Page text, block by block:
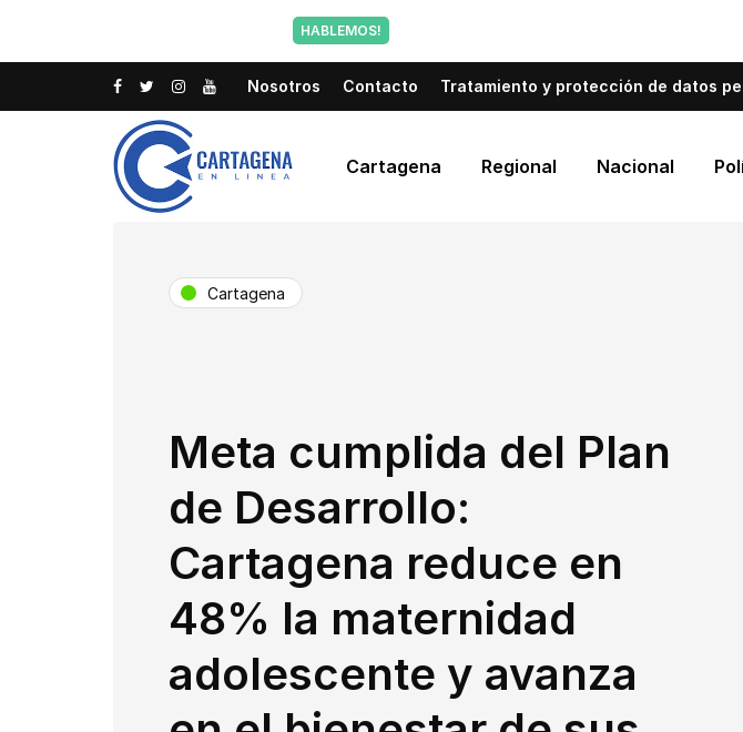
HABLEMOS!
Nosotros Contacto Tratamiento y protección de datos
Cartagena Regional Nacional
Cartagena
Meta cumplida del Plan
de Desarrollo:
Cartagena reduce en
48% la maternidad
adolescente y avanza